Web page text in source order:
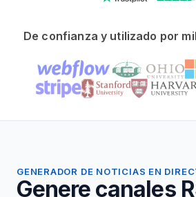
De confianza y utilizado por
GENERADOR DE NOTICIAS EN
Genere canales